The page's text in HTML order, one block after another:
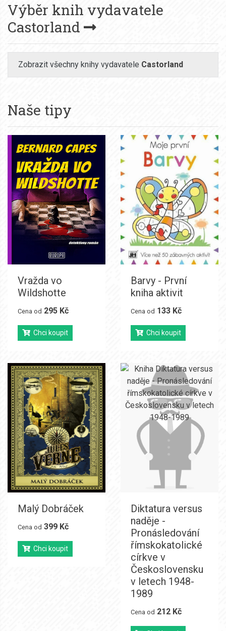
Výběr knih vydavatele
Castorland
Zobrazit všechny knihy vydavatele Castorland
Naše tipy
Vražda vo
Wildshotte
Cena od 295 Kč
Chci koupit
Barvy - První
kniha aktivit
Cena od 133 Kč
Chci koupit
Malý Dobráček
Cena od 399 Kč
Chci koupit
Diktatura versus
naděje -
Pronásledování
římskokatolické
církve v
Československu
v letech 1948-
1989
Cena od 212 Kč